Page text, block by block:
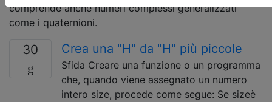
comprende anche numeri complessi generalizzati
come i quaternioni.
30 Crea una "H" da "H" più piccole
Sfida Creare una funzione o un programma
che, quando viene assegnato un numero
intero size, procede come segue: Se sizeè